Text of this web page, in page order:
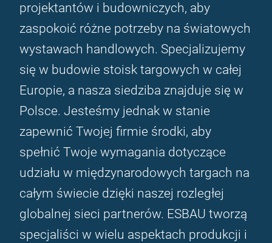
projektantów i budowniczych, aby
zaspokoić różne potrzeby na światowych
wystawach handlowych. Specjalizujemy
się w budowie stoisk targowych w całej
Europie, a nasza siedziba znajduje się w
Polsce. Jesteśmy jednak w stanie
zapewnić Twojej firmie środki, aby
spełnić Twoje wymagania dotyczące
udziału w międzynarodowych targach na
całym świecie dzięki naszej rozległej
globalnej sieci partnerów. ESBAU tworzą
specjaliści w wielu aspektach produkcji i